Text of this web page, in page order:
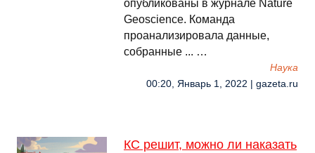
опубликованы в журнале Nature
Geoscience. Команда
проанализировала данные,
собранные ... …
Наука
00:20, Январь 1, 2022 | gazeta.ru
КС решит, можно ли наказать